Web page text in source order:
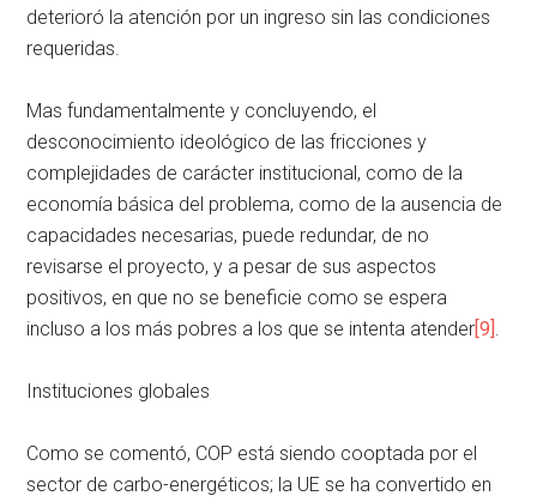
deterioró la atención por un ingreso sin las condiciones
requeridas.
Mas fundamentalmente y concluyendo, el
desconocimiento ideológico de las fricciones y
complejidades de carácter institucional, como de la
economía básica del problema, como de la ausencia de
capacidades necesarias, puede redundar, de no
revisarse el proyecto, y a pesar de sus aspectos
positivos, en que no se beneficie como se espera
incluso a los más pobres a los que se intenta atender[9].
Instituciones globales
Como se comentó, COP está siendo cooptada por el
sector de carbo-energéticos; la UE se ha convertido en